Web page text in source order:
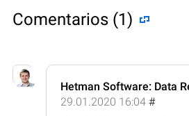
Comentarios (1)
Hetman Software: Data
29.01.2020 16:04 #